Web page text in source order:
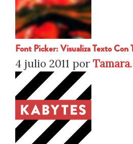
Font Picker: Visualiza Texto Con
4 julio 2011 por Tamara.